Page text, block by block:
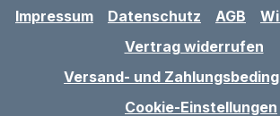
Impressum
Datenschutz AGB
Vertrag widerrufen
Versand- und
Cookie-Einstellungen